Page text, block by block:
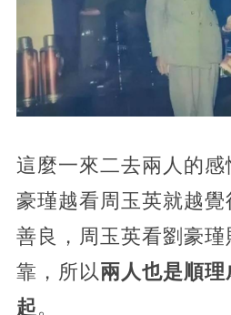
這麼一來二去兩人的感
豪瑾越看周玉英就越
善良，周玉英看劉豪
靠，所以兩人也是順
起。